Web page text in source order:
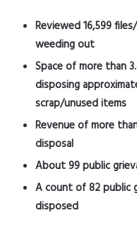
Reviewed 16,599
weeding out
Space of more than
disposing
scrap/unused items
Revenue of more
disposal
About 99 public
A count of 82 public
disposed